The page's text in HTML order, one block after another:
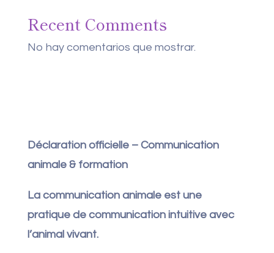
Recent Comments
No hay comentarios que mostrar.
Déclaration officielle – Communication
animale & formation
La communication animale est une
pratique de communication intuitive avec
l’animal vivant.